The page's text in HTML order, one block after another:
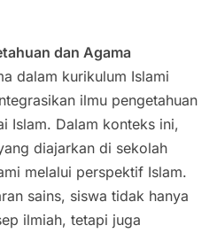
dan Agama
dalam kurikulum Islami
ilmu pengetahuan
Islam. Dalam konteks ini,
diajarkan di sekolah
melalui perspektif Islam.
sains, siswa tidak hanya
ilmiah, tetapi juga